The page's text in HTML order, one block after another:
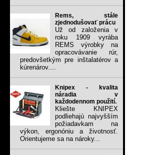
Rems, stále
zjednodušovať prácu
Už od založenia v
roku 1909 vyrába
REMS výrobky na
opracovávanie rúr,
predovšetkým pre inštalatérov a
kúrenárov....
Knipex - kvalita
náradia v
každodennom použití.
Kliešte KNIPEX
podliehajú najvyšším
požiadavkam na
výkon, ergonóniu a životnosť.
Orientujeme sa na nároky...